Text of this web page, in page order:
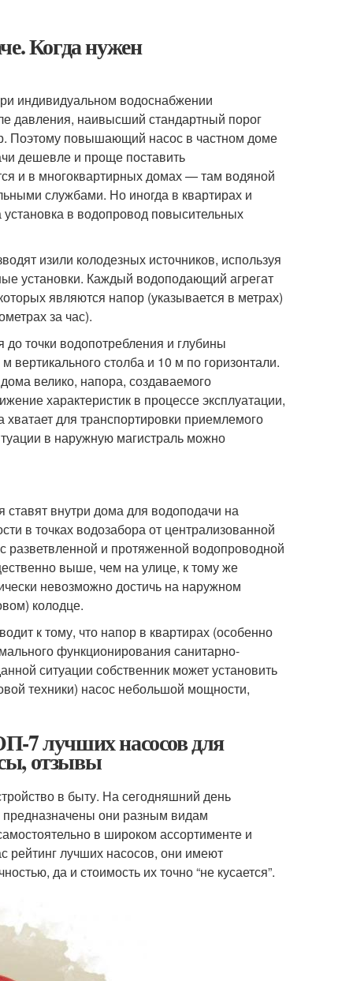
Когда нужен
индивидуальном водоснабжении
давления, наивысший стандартный порог
Поэтому повышающий насос в частном доме
дешевле и проще поставить
и в многоквартирных домах — там водяной
службами. Но иногда в квартирах и
в водопровод повысительных
изили колодезных источников, используя
установки. Каждый водоподающий агрегат
являются напор (указывается в метрах)
за час).
точки водопотребления и глубины
вертикального столба и 10 м по горизонтали.
велико, напора, создаваемого
характеристик в процессе эксплуатации,
для транспортировки приемлемого
в наружную магистраль можно
внутри дома для водоподачи на
в точках водозабора от централизованной
разветвленной и протяженной водопроводной
выше, чем на улице, к тому же
невозможно достичь на наружном
колодце.
к тому, что напор в квартирах (особенно
функционирования санитарно-
ситуации собственник может установить
техники) насос небольшой мощности,
7 лучших насосов для
отзывы
в быту. На сегодняшний день
предназначены они разным видам
в широком ассортименте и
рейтинг лучших насосов, они имеют
да и стоимость их точно “не кусается”.